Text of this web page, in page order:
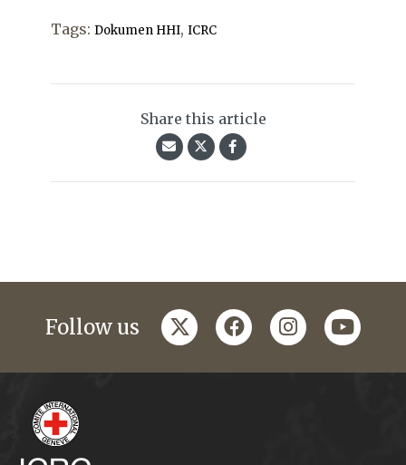
Tags: Dokumen HHI, ICRC
Share this article
Follow us twitterfacebookinstagramyoutube